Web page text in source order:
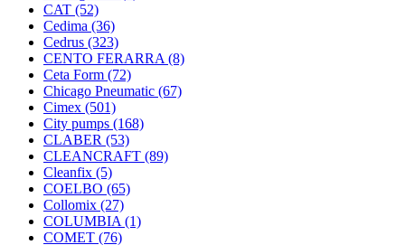
CAT (52)
Cedima (36)
Cedrus (323)
CENTO FERARRA (8)
Ceta Form (72)
Chicago Pneumatic (67)
Cimex (501)
City pumps (168)
CLABER (53)
CLEANCRAFT (89)
Cleanfix (5)
COELBO (65)
Collomix (27)
COLUMBIA (1)
COMET (76)